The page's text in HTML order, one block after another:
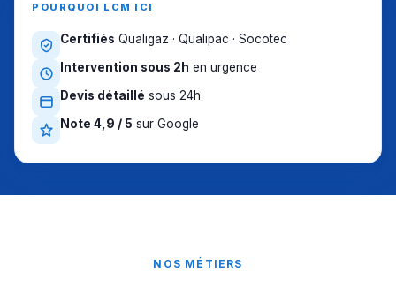
POURQUOI LCM ICI
Certifiés Qualigaz · Qualipac · Socotec
Intervention sous 2h en urgence
Devis détaillé sous 24h
Note 4,9 / 5 sur Google
NOS MÉTIERS